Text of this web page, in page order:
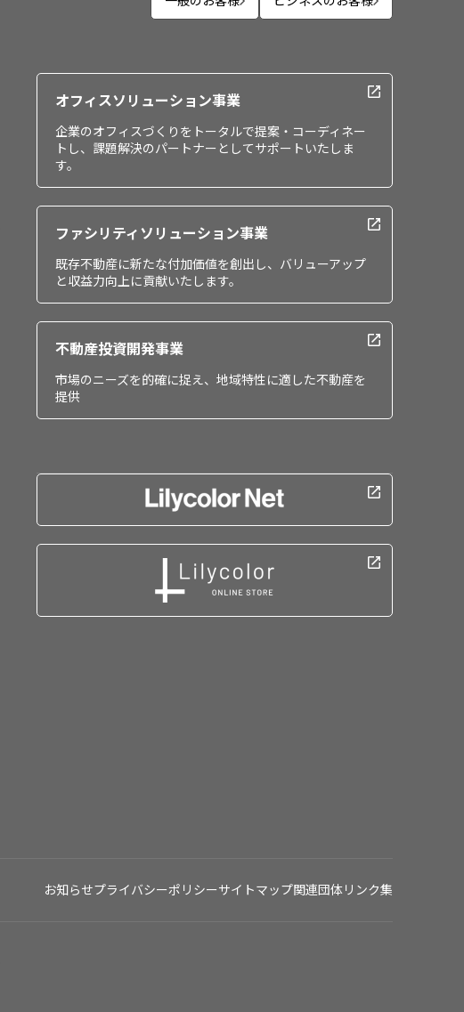
オフィスソリューション事業
企業のオフィスづくりをトータルで提案・コーディネー
トし、課題解決のパートナーとしてサポートいたしま
す。
ファシリティソリューション事業
既存不動産に新たな付加価値を創出し、バリューアップ
と収益力向上に貢献いたします。
不動産投資開発事業
市場のニーズを的確に捉え、地域特性に適した不動産を
提供
お知らせプライバシーポリシーサイトマップ関連団体リンク集